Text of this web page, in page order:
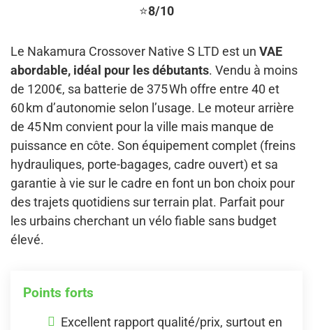
⭐8/10
Le Nakamura Crossover Native S LTD est un VAE
abordable, idéal pour les débutants. Vendu à moins
de 1200€, sa batterie de 375 Wh offre entre 40 et
60 km d’autonomie selon l’usage. Le moteur arrière
de 45 Nm convient pour la ville mais manque de
puissance en côte. Son équipement complet (freins
hydrauliques, porte-bagages, cadre ouvert) et sa
garantie à vie sur le cadre en font un bon choix pour
des trajets quotidiens sur terrain plat. Parfait pour
les urbains cherchant un vélo fiable sans budget
élevé.
Points forts
Excellent rapport qualité/prix, surtout en